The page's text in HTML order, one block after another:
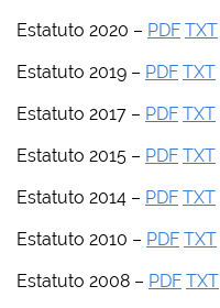
Estatuto 2020 – PDF TXT
Estatuto 2019 – PDF TXT
Estatuto 2017 – PDF TXT
Estatuto 2015 – PDF TXT
Estatuto 2014 – PDF TXT
Estatuto 2010 – PDF TXT
Estatuto 2008 – PDF TXT